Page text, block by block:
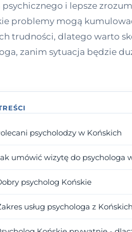
i lepsze
problemy mogą
trudności, dlatego warto
zanim sytuacja będzie
psycholodzy w Końskich
umówić wizytę do psychologa
psycholog Końskie
usług psychologa z Końskich